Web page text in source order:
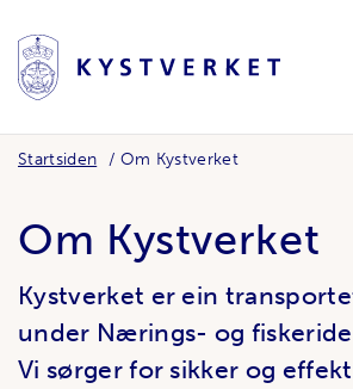
Startsiden Om Kystverket
Om Kystverket
Kystverket er ein
under Nærings- og
Vi sørger for sikker og